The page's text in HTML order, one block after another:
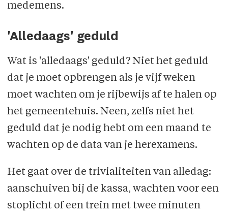
medemens.
'Alledaags' geduld
Wat is 'alledaags' geduld? Niet het geduld
dat je moet opbrengen als je vijf weken
moet wachten om je rijbewijs af te halen op
het gemeentehuis. Neen, zelfs niet het
geduld dat je nodig hebt om een maand te
wachten op de data van je herexamens.
Het gaat over de trivialiteiten van alledag:
aanschuiven bij de kassa, wachten voor een
stoplicht of een trein met twee minuten